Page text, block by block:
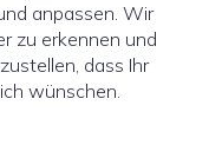
anpassen. Wir
zu erkennen und
dass Ihr
wünschen.